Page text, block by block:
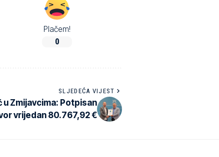
Plačem!
0
SLJEDEĆA VIJEST
Zmijavcima: Potpisan
vrijedan 80.767,92 €